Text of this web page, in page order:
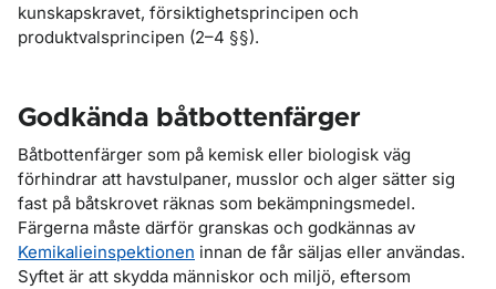
kunskapskravet, försiktighetsprincipen och
produktvalsprincipen (2–4 §§).
Godkända båtbottenfärger
Båtbottenfärger som på kemisk eller biologisk väg
förhindrar att havstulpaner, musslor och alger sätter sig
fast på båtskrovet räknas som bekämpningsmedel.
Färgerna måste därför granskas och godkännas av
Kemikalieinspektionen innan de får säljas eller användas.
Syftet är att skydda människor och miljö, eftersom